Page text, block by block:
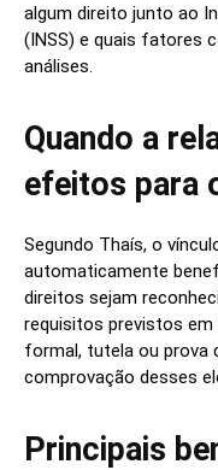
algum direito junto ao
(INSS) e quais fatores
análises.
Quando a
efeitos para
Segundo Thaís, o
automaticamente
direitos sejam
requisitos previstos em
formal, tutela ou prova
comprovação desses
Principais